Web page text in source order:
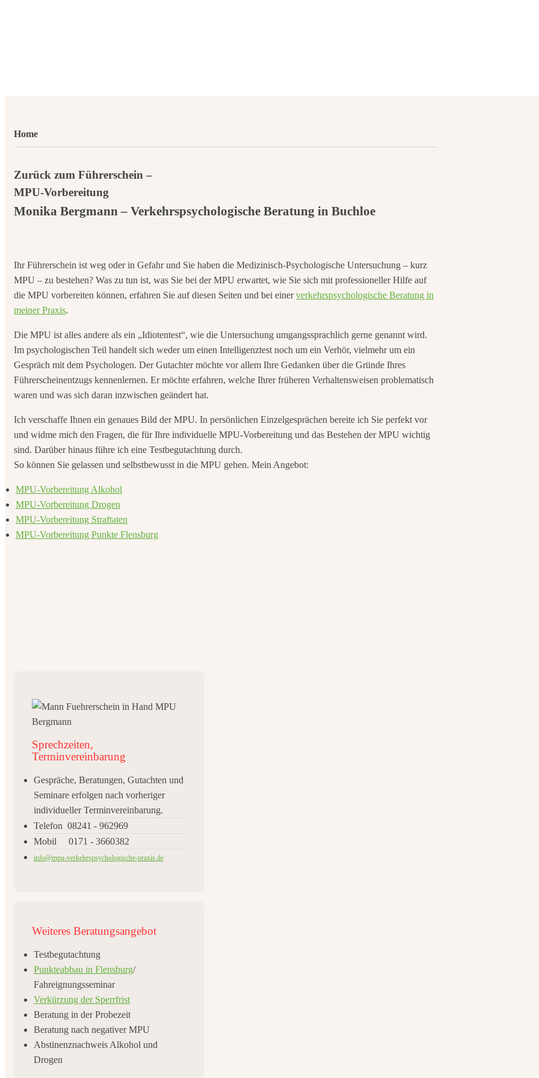
Home
Zurück zum Führerschein –
MPU-Vorbereitung
Monika Bergmann – Verkehrspsychologische Beratung in Buchloe
Ihr Führerschein ist weg oder in Gefahr und Sie haben die Medizinisch-Psychologische Untersuchung – kurz
MPU – zu bestehen? Was zu tun ist, was Sie bei der MPU erwartet, wie Sie sich mit professioneller Hilfe auf
die MPU vorbereiten können, erfahren Sie auf diesen Seiten und bei einerverkehrspsychologische Beratung in
meiner Praxis.
Die MPU ist alles andere als ein „Idiotentest“, wie die Untersuchung umgangssprachlich gerne genannt wird.
Im psychologischen Teil handelt sich weder um einen Intelligenztest noch um ein Verhör, vielmehr um ein
Gespräch mit dem Psychologen. Der Gutachter möchte vor allem Ihre Gedanken über die Gründe Ihres
Führerscheinentzugs kennenlernen. Er möchte erfahren, welche Ihrer früheren Verhaltensweisen problematisch
waren und was sich daran inzwischen geändert hat.
Ich verschaffe Ihnen ein genaues Bild der MPU. In persönlichen Einzelgesprächen bereite ich Sie perfekt vor
und widme mich den Fragen, die für Ihre individuelle MPU-Vorbereitung und das Bestehen der MPU wichtig
sind. Darüber hinaus führe ich eine Testbegutachtung durch.
So können Sie gelassen und selbstbewusst in die MPU gehen. Mein Angebot:
MPU-Vorbereitung Alkohol
MPU-Vorbereitung Drogen
MPU-Vorbereitung Straftaten
MPU-Vorbereitung Punkte Flensburg
Sprechzeiten,
Terminvereinbarung
Gespräche, Beratungen, Gutachten und
Seminare erfolgen nach vorheriger
individueller Terminvereinbarung.
Telefon 08241 - 962969
Mobil 0171 - 3660382
info@mpu-verkehrspsychologische-praxis.de
Weiteres Beratungsangebot
Testbegutachtung
Punkteabbau in Flensburg/
Fahreignungsseminar
Verkürzung der Sperrfrist
Beratung in der Probezeit
Beratung nach negativer MPU
Abstinenznachweis Alkohol und
Drogen